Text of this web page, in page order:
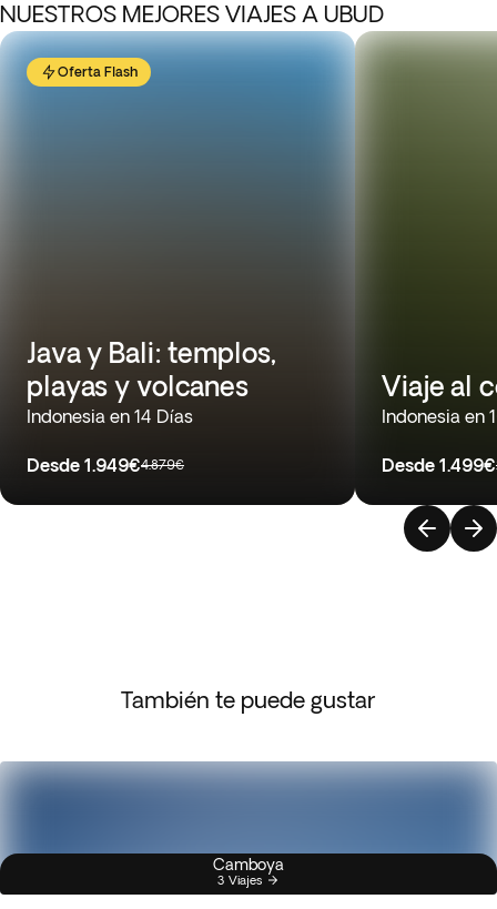
NUESTROS MEJORES VIAJES A UBUD
Oferta Flash
Java y Bali: templos,
playas y volcanes
Indonesia en 14 Días
Desde 1.949€4.879€
Viaje al
Indonesia en
Desde 1.499€
También te puede gustar
Camboya
3 Viajes